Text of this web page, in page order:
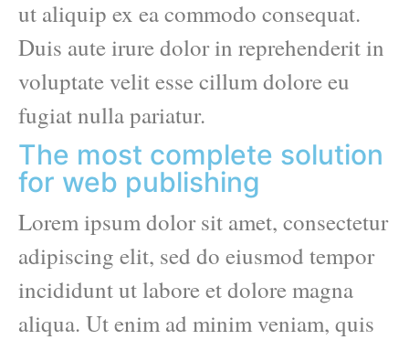
ut aliquip ex ea commodo consequat.
Duis aute irure dolor in reprehenderit in
voluptate velit esse cillum dolore eu
fugiat nulla pariatur.
The most complete solution
for web publishing
Lorem ipsum dolor sit amet, consectetur
adipiscing elit, sed do eiusmod tempor
incididunt ut labore et dolore magna
aliqua. Ut enim ad minim veniam, quis